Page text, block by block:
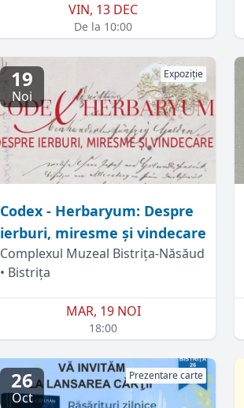
VIN, 13 DEC
De la 10:00
19
Noi
Expoziție
Codex - Herbaryum: Despre
ierburi, miresme și vindecare
Complexul Muzeal Bistrița-Năsăud
• Bistrița
MAR, 19 NOI
18:00
26
Oct
Prezentare carte